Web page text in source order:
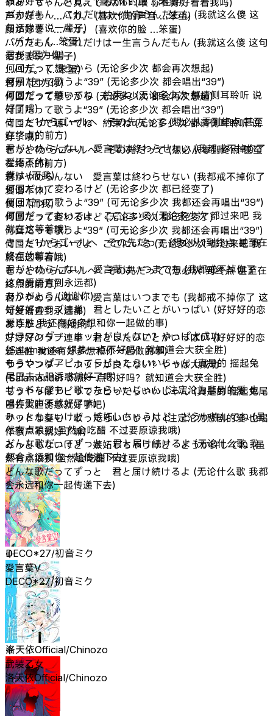
バカだもん これだけは一生言うんだもん (我就这么傻 这
句话我要说一辈子)
…バカ。 (…笨蛋)
君が (因为你)
何回だって想うから (无论多少次 都会再次想起)
何回だって歌うよ“39” (无论多少次 都会唱出“39”)
何回だって聴いてね 約束ね (无论多少次 都请侧耳聆听 说
好了哦)
きっと1からゴールへ その先だって (想必从零到终点 甚至
在终点的前方)
君がやめらんない 愛言葉は終わらせない (我都戒不掉你了
爱语不休)
僕は (而我)
何回だって変わるけど (无论多少次 都已经变了)
何回だって歌うよ“39” (可无论多少次 我都还会再唱出“39”)
何回だっておいでよ ここにいる (无论多少次 都过来吧 我
就在这等着哦)
きっと1からゴールへ その先だって (想必从1到终点 甚至在
终点的前方)
君がやめらんない 愛言葉はいつまでも (我都戒不掉你了
这句爱语直到永远都)
ありがとう (谢谢你)
好好好のラブ連単 君としたいことがいっぱい (好好好的恋
爱连胜 我还有好多想和你一起做的事)
サラマンダー ホットが良くない？やっぱ大成功
(Salamander 炽热一点不好吗？就知道会大获全胜)
もうやっぱアピってラビったらいいじゃん (真是的 摇起兔
尾巴去大胆诱惑就好了吧)
サッドな愛も 歌ったらいいじゃん (注定沦为悲剧的爱 也
唱作歌声不就好了嘛)
みっともないけど 嫉妬しちゃうけど どうか許してね (虽
然有点狼狈 虽然会吃醋 不过要原谅我哦)
どんな歌だってずっと 君と届け続けるよ (无论什么歌 我
都会永远和你一起传递下去)
愛言葉V
DECO*27/初音ミク
武装乙女
洛天依Official/Chinozo
声が好き …バカ。 (喜欢你的声音 …笨蛋)
顔が好き …バカ。 (喜欢你的脸 …笨蛋)
バカだもん これだけは一生言うんだもん (我就这么傻 这句
话我要说一辈子)
…バカ。 (…笨蛋)
君が (因为你)
何回だって想うから (无论多少次 都会再次想起)
何回だって歌うよ“39” (无论多少次 都会唱出“39”)
何回だって聴いてね 約束ね (无论多少次 都请侧耳聆听 说
好了哦)
きっと1からゴールへ その先だって (想必从零到终点 甚至
在终点的前方)
君がやめらんない 愛言葉は終わらせない (我都戒不掉你了
爱语不休)
僕は (而我)
何回だって変わるけど (无论多少次 都已经变了)
何回だって歌うよ“39” (可无论多少次 我都还会再唱出“39”)
何回だっておいでよ ここにいる (无论多少次 都过来吧 我
就在这等着哦)
きっと1からゴールへ その先だって (想必从1到终点 甚至在
终点的前方)
君がやめらんない 愛言葉はいつまでも (我都戒不掉你了 这
句爱语直到永远都)
ありがとう (谢谢你)
好好好のラブ連単 君としたいことがいっぱい (好好好的恋
爱连胜 我还有好多想和你一起做的事)
サラマンダー ホットが良くない？やっぱ大成功
(Salamander 炽热一点不好吗？就知道会大获全胜)
もうやっぱアピってラビったらいいじゃん (真是的 摇起兔尾
巴去大胆诱惑就好了吧)
サッドな愛も 歌ったらいいじゃん (注定沦为悲剧的爱 也唱
作歌声不就好了嘛)
みっともないけど 嫉妬しちゃうけど どうか許してね (虽
然有点狼狈 虽然会吃醋 不过要原谅我哦)
どんな歌だってずっと 君と届け続けるよ (无论什么歌 我都
会永远和你一起传递下去)
愛言葉V
DECO*27/初音ミク
武装乙女
洛天依Official/Chinozo